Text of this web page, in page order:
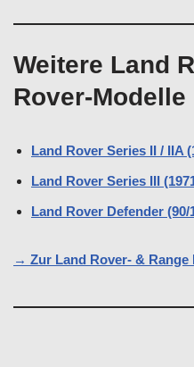
Weitere Land
Rover-Modelle
Land Rover Series II / IIA
Land Rover Series III
Land Rover Defender (90/
→ Zur Land Rover- & Range